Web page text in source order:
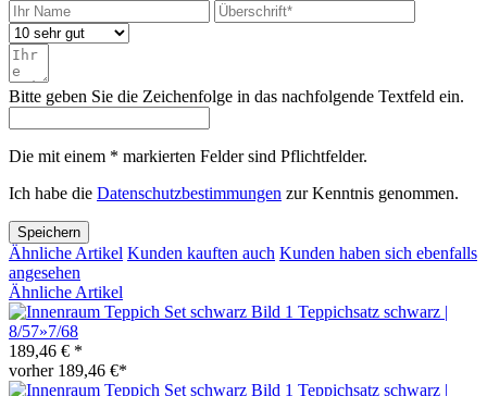
Bitte geben Sie die Zeichenfolge in das nachfolgende Textfeld ein.
Die mit einem * markierten Felder sind Pflichtfelder.
Ich habe die Datenschutzbestimmungen zur Kenntnis genommen.
Speichern
Ähnliche Artikel Kunden kauften auch Kunden haben sich ebenfalls
angesehen
Ähnliche Artikel
Teppichsatz schwarz |
8/57»7/68
189,46 € *
vorher 189,46 €*
Teppichsatz schwarz |